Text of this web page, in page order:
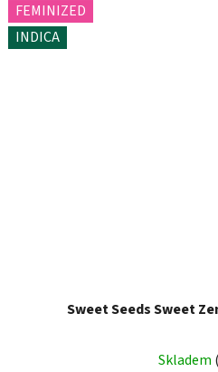
FEMINIZED
INDICA
Sweet Seeds Sweet
Skladem